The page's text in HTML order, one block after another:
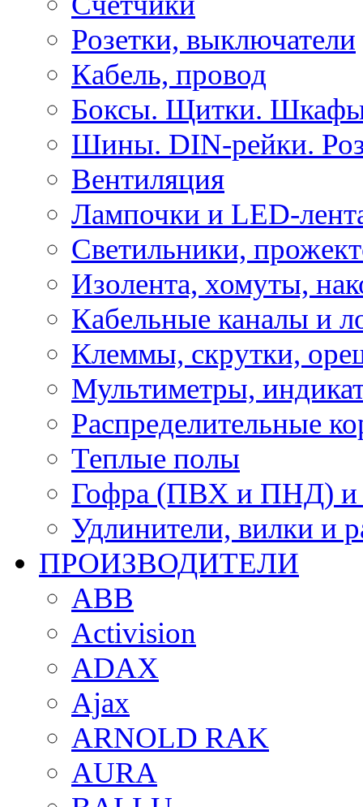
Розетки, выключатели
Кабель, провод
Боксы. Щитки.
Шины. DIN-рейки.
Вентиляция
Лампочки и LED-
Светильники,
Изолента, хомуты,
Кабельные каналы и
Клеммы, скрутки,
Мультиметры,
Распределительные
Теплые полы
Гофра (ПВХ и ПНД) и
Удлинители, вилки и
ПРОИЗВОДИТЕЛИ
ABB
Activision
ADAX
Ajax
ARNOLD RAK
AURA